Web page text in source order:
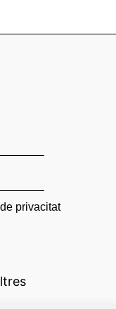
privacitat